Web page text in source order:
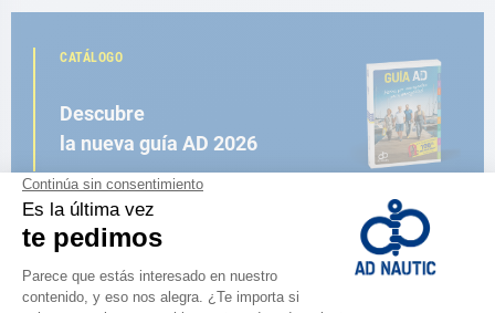
CATÁLOGO
Descubre
la nueva guía AD 2026
NAVEGAR POR EL CATÁLOGO